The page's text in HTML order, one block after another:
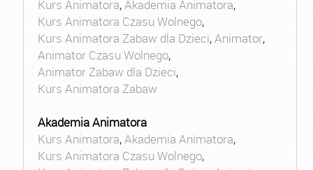
Kurs Animatora,Akademia Animatora,
Kurs Animatora Czasu Wolnego,
Kurs Animatora Zabaw dla Dzieci,Animator,
Animator Czasu Wolnego,
Animator Zabaw dla Dzieci,
Kurs Animatora Zabaw
Akademia Animatora
Kurs Animatora,Akademia Animatora,
Kurs Animatora Czasu Wolnego,